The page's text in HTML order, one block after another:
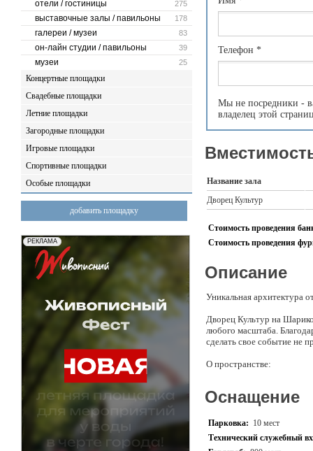
275
отели / гостиницы
178
выставочные залы / павильоны
83
галереи / музеи
39
он-лайн студии / павильоны
25
музеи
Концертные площадки
Свадебные площадки
Летние площадки
Загородные площадки
Игровые площадки
Спортивные площадки
Особые площадки
добавить площадку
Телефон *
Мы не посредники -
владелец этой
Название зала
Дворец Культур
Стоимость проведения
Стоимость проведения
Описание
Уникальная архитектура
Дворец Культур на
любого масштаба.
сделать свое событие не
О пространстве:
Высота потолков - 8 м
Панорамные окна - 5 м
Два дополнительных
Гримерные комнаты - 5 шт
Оснащение
Парковка: 10 мест
Технический служебный